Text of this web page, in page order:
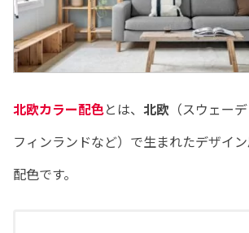
北欧カラー配色とは、 北欧 （スウェー
フィンランドなど）で生まれたデザイ
配色です。